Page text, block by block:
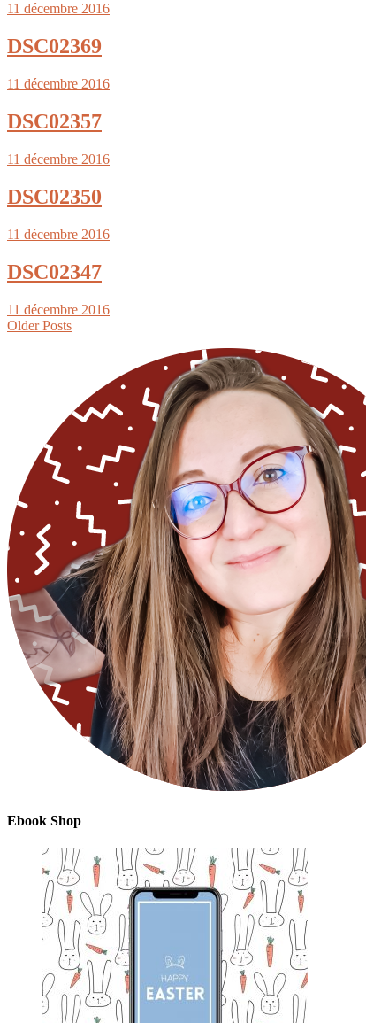
11 décembre 2016
DSC02369
11 décembre 2016
DSC02357
11 décembre 2016
DSC02350
11 décembre 2016
DSC02347
11 décembre 2016
Older Posts
Ebook Shop